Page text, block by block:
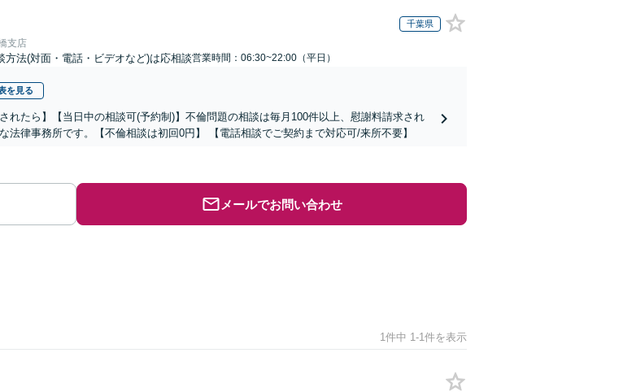
千葉県
支店
方法(対面・電話・ビデオなど)は応相談営業時間：06:30~22:00（平日）
を見る
れたら】【当日中の相談可(予約制)】不倫問題の相談は毎月100件以上、慰謝料請求され
法律事務所です。【不倫相談は初回0円】 【電話相談でご契約まで対応可/来所不要】
メールでお問い合わせ
1件中 1-1件を表示